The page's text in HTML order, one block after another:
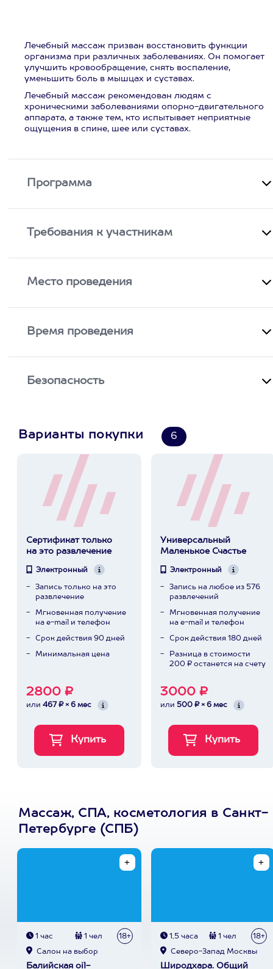
Лечебный массаж призван восстановить функции
организма при различных заболеваниях. Он помогает
улучшить кровообращение, снять воспаление,
уменьшить боль в мышцах и суставах.
Лечебный массаж рекомендован людям с
хроническими заболеваниями опорно-двигательного
аппарата, а также тем, кто испытывает неприятные
ощущения в спине, шее или суставах.
Программа
Требования к участникам
Место проведения
Время проведения
Безопасность
Варианты покупки 6
Сертификат только
на это развлечение
Электронный
Запись только на это
развлечение
Мгновенная получение
на e-mail и телефон
Срок действия 90 дней
Минимальная цена
2800 ₽
или 467 ₽ × 6 мес
Универсальный
Маленькое Счастье
Электронный
Запись на любое из 576
развлечений
Мгновенная получение
на e-mail и телефон
Срок действия 180 дней
Разница в стоимости
200 ₽ останется на счету
3000 ₽
или 500 ₽ × 6 мес
Массаж, СПА, косметология в Санкт-
Петербурге (СПБ)
1 час 1 чел 18+
Cалон на выбор
Балийская oil-
1,5 часа 1 чел 18+
Северо-Запад Москвы
Широдхара. Общий